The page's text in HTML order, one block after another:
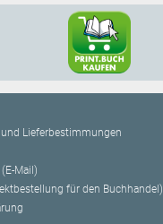
und Lieferbestimmungen
Mail)
für den Buchhandel)